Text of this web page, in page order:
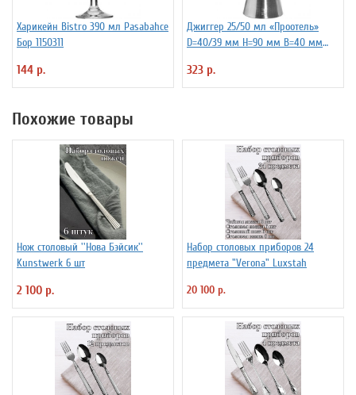
Харикейн Bistro 390 мл Pasabahce
Бор 1150311
144 р.
Джиггер 25/50 мл «Проотель»
D=40/39 мм H=90 мм B=40 мм
323 р.
Похожие товары
Нож столовый ''Нова Бэйсик''
Kunstwerk 6 шт
2 100 р.
Набор столовых приборов 24
предмета "Verona" Luxstah
20 100 р.